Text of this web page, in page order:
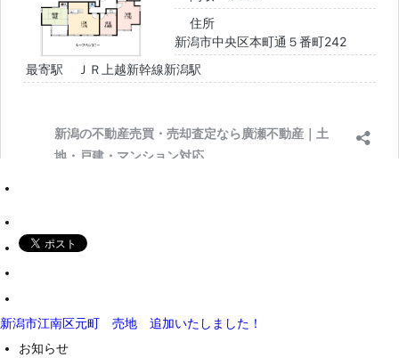
新潟市江南区元町 売地 追加いたしました！
お知らせ